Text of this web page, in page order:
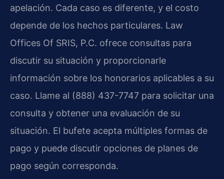
apelación. Cada caso es diferente, y el costo
depende de los hechos particulares. Law
Offices Of SRIS, P.C. ofrece consultas para
discutir su situación y proporcionarle
información sobre los honorarios aplicables a su
caso. Llame al (888) 437-7747 para solicitar una
consulta y obtener una evaluación de su
situación. El bufete acepta múltiples formas de
pago y puede discutir opciones de planes de
pago según corresponda.